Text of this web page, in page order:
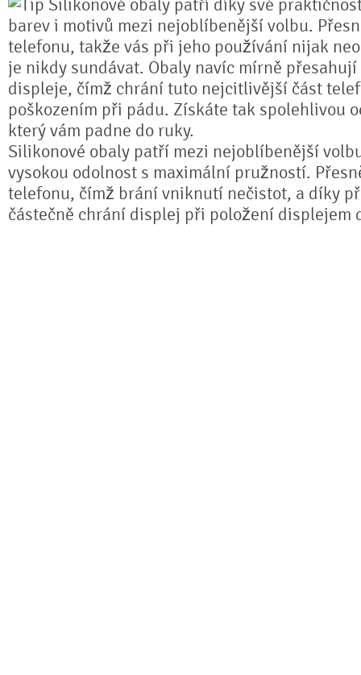
Silikonové obaly patří díky své
barev i motivů mezi nejoblíbenější volbu.
telefonu, takže vás při jeho používání nijak
je nikdy sundávat. Obaly navíc mírně
displeje, čímž chrání tuto nejcitlivější část
poškozením při pádu. Získáte tak spolehlivou
který vám padne do ruky.
Silikonové obaly patří mezi nejoblíbenější
vysokou odolnost s maximální pružností.
telefonu, čímž brání vniknutí nečistot, a díky
částečně chrání displej při položení displejem